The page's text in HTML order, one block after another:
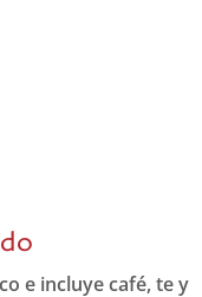
e incluye café, te y